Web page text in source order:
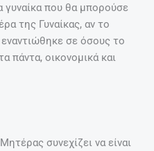
γυναίκα που θα μπορούσε
της Γυναίκας, αν το
σε όσους το
πάντα, οικονομικά και
συνεχίζει να είναι